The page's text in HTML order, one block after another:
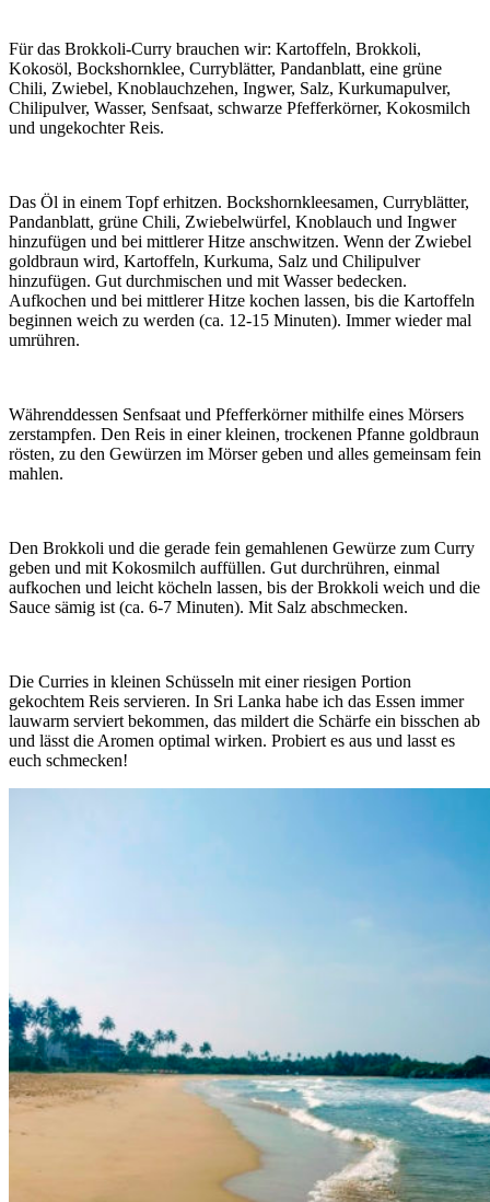
Für das Brokkoli-Curry brauchen wir: Kartoffeln, Brokkoli,
Kokosöl, Bockshornklee, Curryblätter, Pandanblatt, eine grüne
Chili, Zwiebel, Knoblauchzehen, Ingwer, Salz, Kurkumapulver,
Chilipulver, Wasser, Senfsaat, schwarze Pfefferkörner, Kokosmilch
und ungekochter Reis.
Das Öl in einem Topf erhitzen. Bockshornkleesamen, Curryblätter,
Pandanblatt, grüne Chili, Zwiebelwürfel, Knoblauch und Ingwer
hinzufügen und bei mittlerer Hitze anschwitzen. Wenn der Zwiebel
goldbraun wird, Kartoffeln, Kurkuma, Salz und Chilipulver
hinzufügen. Gut durchmischen und mit Wasser bedecken.
Aufkochen und bei mittlerer Hitze kochen lassen, bis die Kartoffeln
beginnen weich zu werden (ca. 12-15 Minuten). Immer wieder mal
umrühren.
Währenddessen Senfsaat und Pfefferkörner mithilfe eines Mörsers
zerstampfen. Den Reis in einer kleinen, trockenen Pfanne goldbraun
rösten, zu den Gewürzen im Mörser geben und alles gemeinsam fein
mahlen.
Den Brokkoli und die gerade fein gemahlenen Gewürze zum Curry
geben und mit Kokosmilch auffüllen. Gut durchrühren, einmal
aufkochen und leicht köcheln lassen, bis der Brokkoli weich und die
Sauce sämig ist (ca. 6-7 Minuten). Mit Salz abschmecken.
Die Curries in kleinen Schüsseln mit einer riesigen Portion
gekochtem Reis servieren. In Sri Lanka habe ich das Essen immer
lauwarm serviert bekommen, das mildert die Schärfe ein bisschen ab
und lässt die Aromen optimal wirken. Probiert es aus und lasst es
euch schmecken!